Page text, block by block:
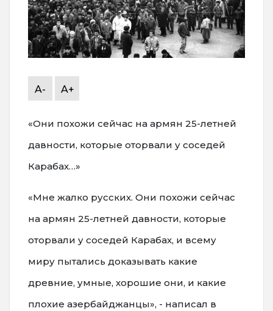
A- A+
«Они похожи сейчас на армян 25-летней
давности, которые оторвали у соседей
Карабах…»
«Мне жалко русских. Они похожи сейчас
на армян 25-летней давности, которые
оторвали у соседей Карабах, и всему
миру пытались доказывать какие
древние, умные, хорошие они, и какие
плохие азербайджанцы», - написал в